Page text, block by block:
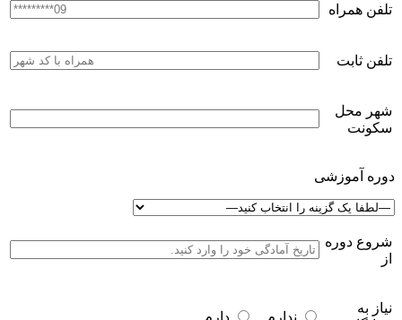
تلفن همراه
تلفن ثابت
شهر محل
سکونت
دوره آموزشی
شروع دوره
از
نیاز به